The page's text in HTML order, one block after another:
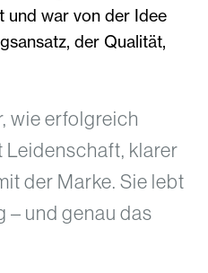
und war von der Idee
der Qualität,
wie erfolgreich
Leidenschaft, klarer
der Marke. Sie lebt
– und genau das